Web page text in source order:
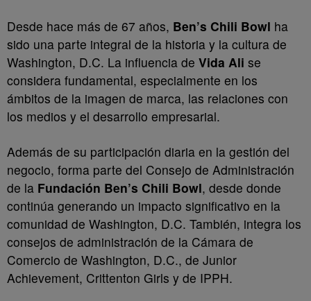
Desde hace más de 67 años, Ben’s Chili Bowl ha
sido una parte integral de la historia y la cultura de
Washington, D.C. La influencia de Vida Ali se
considera fundamental, especialmente en los
ámbitos de la imagen de marca, las relaciones con
los medios y el desarrollo empresarial.
Además de su participación diaria en la gestión del
negocio, forma parte del Consejo de Administración
de la Fundación Ben’s Chili Bowl, desde donde
continúa generando un impacto significativo en la
comunidad de Washington, D.C. También, integra los
consejos de administración de la Cámara de
Comercio de Washington, D.C., de Junior
Achievement, Crittenton Girls y de IPPH.